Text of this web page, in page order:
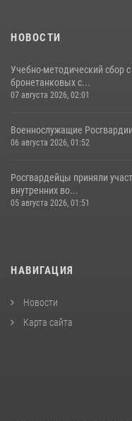
НОВОСТИ
Учебно-методический сбор
бронетанковых с...
07 августа 2026, 02:01
Военнослужащие
06 августа 2026, 01:52
Росгвардейцы приняли
внутренних во...
05 августа 2026, 01:51
НАВИГАЦИЯ
Новости
Карта сайта